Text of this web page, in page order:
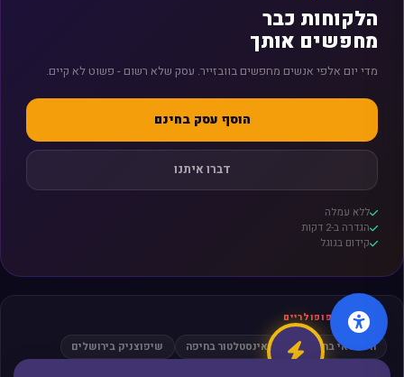
הלקוחות כבר
מחפשים אותך
מדי יום אלפי אנשים מחפשים בוובזייר. עסק שלא רשום - פשוט לא קיים.
הוסף עסק בחינם
דברו איתנו
ללא עמלה
הגדרה ב-2 דקות
קידום בגוגל
חיפושים פופולריים
חשמלאי בתל אביב אינסטלטור בחיפה
שיפוצניק בירושלים